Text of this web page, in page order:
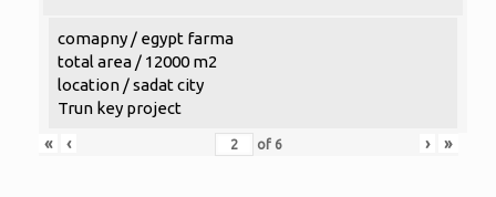
comapny / egypt farma
total area / 12000 m2
location / sadat city
Trun key project
«
‹ of 6 › »